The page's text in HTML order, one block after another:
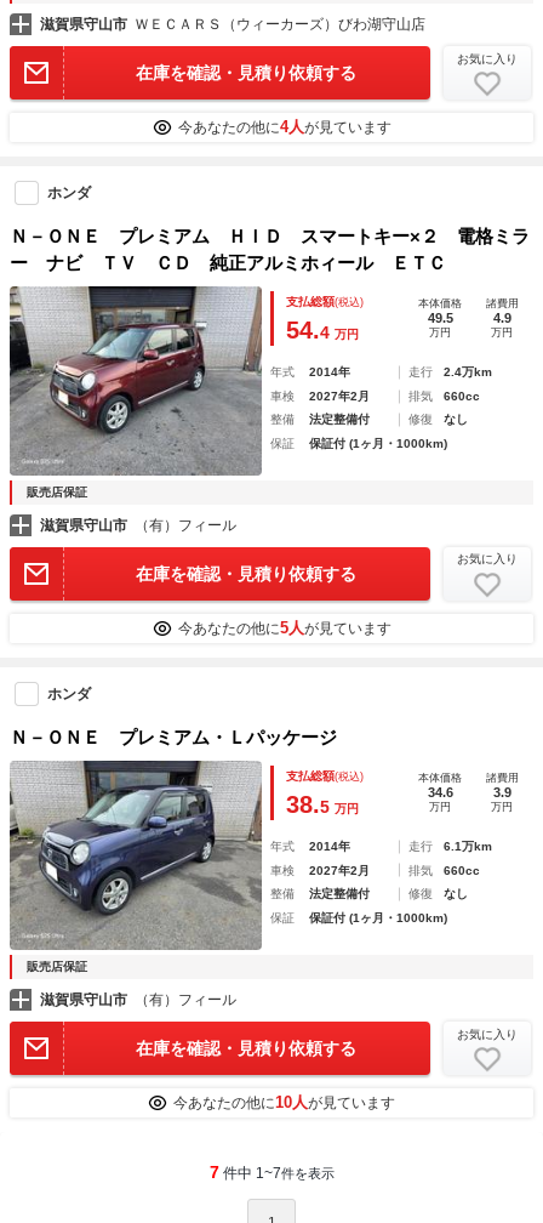
滋賀県守山市 ＷＥＣＡＲＳ（ウィーカーズ）びわ湖守山店
在庫を確認・見積り依頼する
お気に入り
今あなたの他に4人が見ています
ホンダ
Ｎ－ＯＮＥ プレミアム ＨＩＤ スマートキー×２ 電格ミラ
ー ナビ ＴＶ ＣＤ 純正アルミホィール ＥＴＣ
支払総額(税込)
54.4 万円
本体価格
49.5
万円
諸費用
4.9
万円
年式 2014年 走行
2.4万km
車検
2027年2月 排気
660cc
整備
法定整備付 修復
なし
保証
保証付 (1ヶ月・1000km)
販売店保証
滋賀県守山市 （有）フィール
在庫を確認・見積り依頼する
お気に入り
今あなたの他に5人が見ています
ホンダ
Ｎ－ＯＮＥ プレミアム・Ｌパッケージ
支払総額(税込)
38.5 万円
本体価格
34.6
万円
諸費用
3.9
万円
年式 2014年 走行
6.1万km
車検
2027年2月 排気
660cc
整備
法定整備付 修復
なし
保証
保証付 (1ヶ月・1000km)
販売店保証
滋賀県守山市 （有）フィール
在庫を確認・見積り依頼する
お気に入り
今あなたの他に10人が見ています
7 件中 1~7件を表示